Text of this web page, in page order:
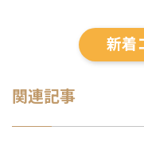
／
的
ン
三
新着
関連記事